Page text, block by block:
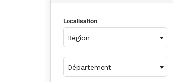
Localisation
Région
Département